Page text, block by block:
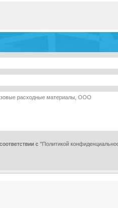
с "Политикой